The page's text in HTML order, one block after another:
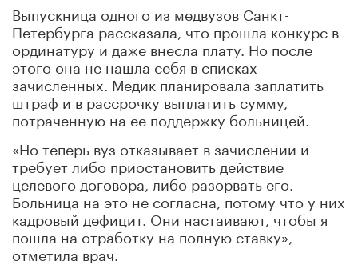
Выпускница одного из медвузов Санкт-
Петербурга рассказала, что прошла конкурс в
ординатуру и даже внесла плату. Но после
этого она не нашла себя в списках
зачисленных. Медик планировала заплатить
штраф и в рассрочку выплатить сумму,
потраченную на ее поддержку больницей.
«Но теперь вуз отказывает в зачислении и
требует либо приостановить действие
целевого договора, либо разорвать его.
Больница на это не согласна, потому что у них
кадровый дефицит. Они настаивают, чтобы я
пошла на отработку на полную ставку», —
отметила врач.